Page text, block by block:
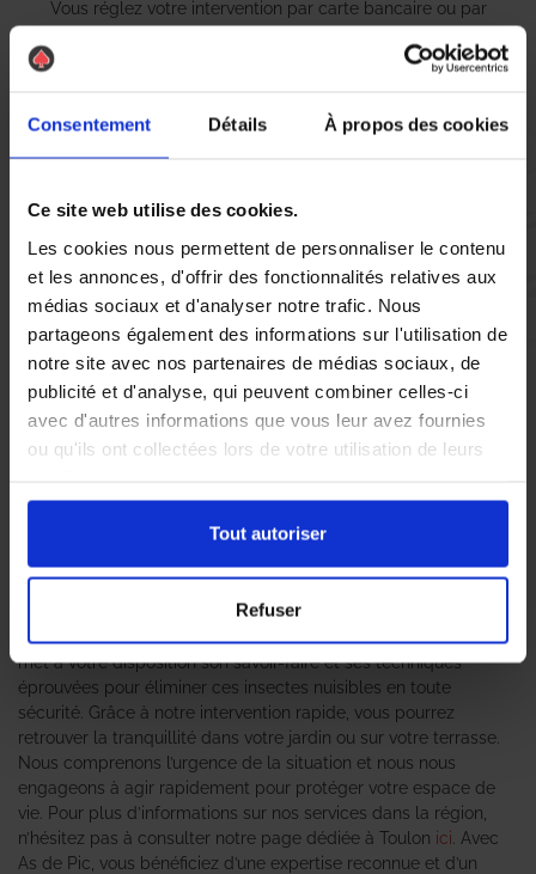
Consentement Détails À propos des cookies
Ce site web utilise des cookies.
Les cookies nous permettent de personnaliser le contenu
et les annonces, d'offrir des fonctionnalités relatives aux
médias sociaux et d'analyser notre trafic. Nous
partageons également des informations sur l'utilisation de
notre site avec nos partenaires de médias sociaux, de
publicité et d'analyse, qui peuvent combiner celles-ci
avec d'autres informations que vous leur avez fournies
ou qu'ils ont collectées lors de votre utilisation de leurs
Tout autoriser
Refuser
Vous réglez votre intervention par carte bancaire ou par
chèque, un reçu CB et une facture vous sont envoyés par
Vous évaluez la prestation
avec l’équipe AS DE PIC.
Nous avons pensé à tout
pour les habitants. Ces nuisibles, bien que souvent perçus
comme inoffensifs, peuvent représenter un danger réel, surtout
pour les personnes allergiques. C’est pourquoi il est essentiel
expert en destruction de nid de guêpes et
frelons asiatiquescomme As de Pic. Notre équipe spécialisée
met à votre disposition son savoir-faire et ses techniques
éprouvées pour éliminer ces insectes nuisibles en toute
sécurité. Grâce à notre intervention rapide, vous pourrez
retrouver la tranquillité dans votre jardin ou sur votre terrasse.
Nous comprenons l’urgence de la situation et nous nous
engageons à agir rapidement pour protéger votre espace de
vie. Pour plus d’informations sur nos services dans la région,
n’hésitez pas à consulter notre page dédiée à Toulon ici . Avec
As de Pic, vous bénéficiez d’une expertise reconnue et d’un